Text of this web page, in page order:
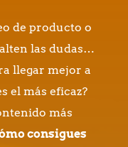
de producto o
las dudas…
llegar mejor a
el más eficaz?
más
consigues